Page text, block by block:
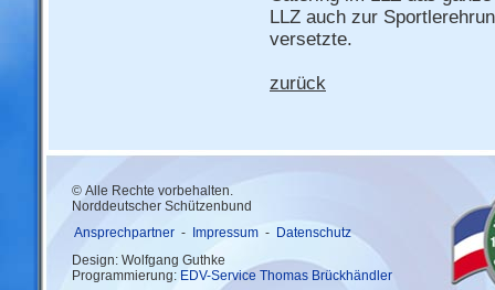
LLZ auch zur
versetzte.
zurück
© Alle Rechte vorbehalten.
Norddeutscher Schützenbund
Ansprechpartner - Impressum - Datenschutz
Design: Wolfgang Guthke
Programmierung: EDV-Service Thomas Brückhändler